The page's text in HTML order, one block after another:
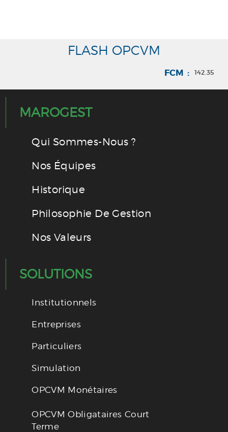
FLASH OPCVM
FCM : 142.35
MAROGEST
Qui Sommes-Nous ?
Nos Équipes
Historique
Philosophie De Gestion
Nos Valeurs
SOLUTIONS
Institutionnels
Entreprises
Particuliers
Simulation
OPCVM Monétaires
OPCVM Obligataires Court
Terme